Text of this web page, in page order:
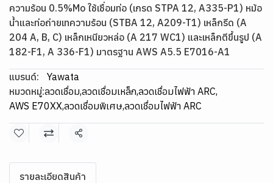
ความร้อน 0.5%Mo ใช้เชื่อมท่อ (เกรด STPA 12, A335-P1) หม้อ
น้ำและท่อถ่ายเทความร้อน (STBA 12, A209-T1) เหล็กรีด (A
204 A, B, C) เหล็กเหนียวหล่อ (A 217 WC1) และเหล็กตีขึ้นรูป (A
182-F1, A 336-F1) มาตรฐาน AWS A5.5 E7016-A1
แบรนด์:
Yawata
หมวดหมู่:ลวดเชื่อม,ลวดเชื่อมเหล็ก,ลวดเชื่อมไฟฟ้า ARC,
AWS E70XX,ลวดเชื่อมพิเศษ,ลวดเชื่อมไฟฟ้า ARC
แชร์
รายละเอียดสินค้า